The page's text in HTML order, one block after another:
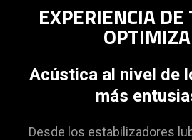
EXPERIENCIA DE
Acústica al nivel de
más
Desde los estabilizadores